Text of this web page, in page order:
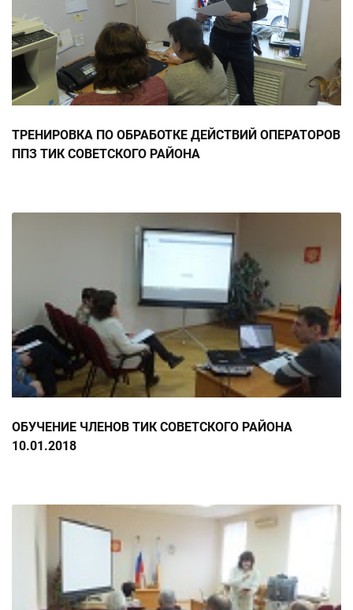
ТРЕНИРОВКА ПО ОБРАБОТКЕ ДЕЙСТВИЙ ОПЕРАТОРОВ
ППЗ ТИК СОВЕТСКОГО РАЙОНА
ОБУЧЕНИЕ ЧЛЕНОВ ТИК СОВЕТСКОГО РАЙОНА
10.01.2018